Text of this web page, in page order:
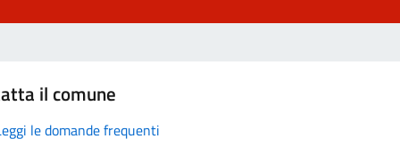
il comune
le domande frequenti